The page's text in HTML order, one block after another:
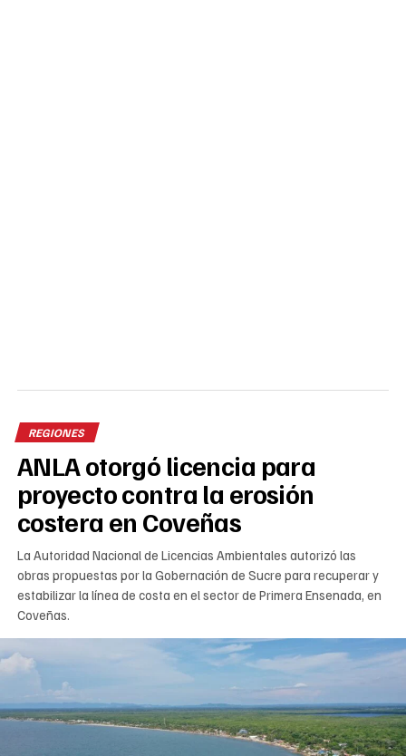
REGIONES
ANLA otorgó licencia para
proyecto contra la erosión
costera en Coveñas
La Autoridad Nacional de Licencias Ambientales autorizó las
obras propuestas por la Gobernación de Sucre para recuperar y
estabilizar la línea de costa en el sector de Primera Ensenada, en
Coveñas.